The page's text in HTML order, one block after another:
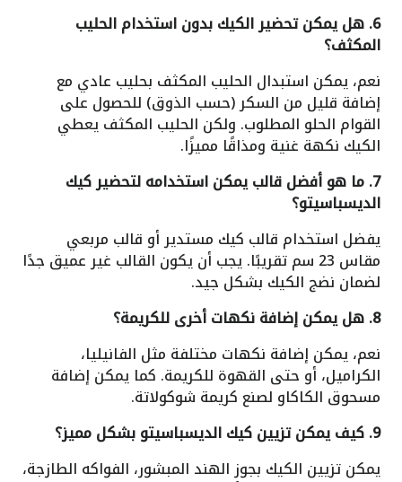
6. هل يمكن تحضير الكيك بدون استخدام الحليب
المكثف؟
نعم، يمكن استبدال الحليب المكثف بحليب عادي مع
إضافة قليل من السكر (حسب الذوق) للحصول على
القوام الحلو المطلوب. ولكن الحليب المكثف يعطي
الكيك نكهة غنية ومذاقًا مميزًا.
7. ما هو أفضل قالب يمكن استخدامه لتحضير كيك
الديسباسيتو؟
يفضل استخدام قالب كيك مستدير أو قالب مربعي
مقاس 23 سم تقريبًا. يجب أن يكون القالب غير عميق جدًا
لضمان نضج الكيك بشكل جيد.
8. هل يمكن إضافة نكهات أخرى للكريمة؟
نعم، يمكن إضافة نكهات مختلفة مثل الفانيليا،
الكراميل، أو حتى القهوة للكريمة. كما يمكن إضافة
مسحوق الكاكاو لصنع كريمة شوكولاتة.
9. كيف يمكن تزيين كيك الديسباسيتو بشكل مميز؟
يمكن تزيين الكيك بجوز الهند المبشور، الفواكه الطازجة،